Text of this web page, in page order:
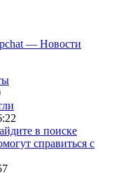
— Новости
в поиске
справиться с